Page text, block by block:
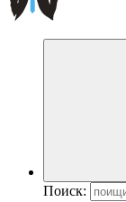
Поиск: